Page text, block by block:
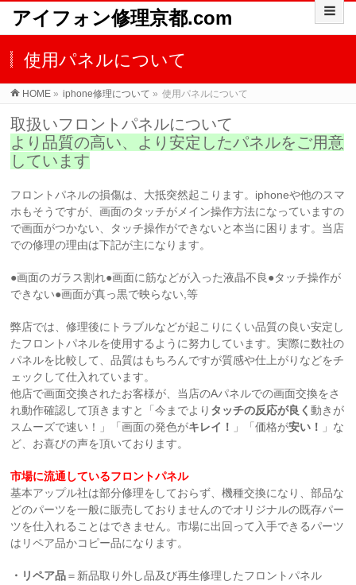
アイフォン修理京都.com
使用パネルについて
HOME » iphone修理について » 使用パネルについて
取扱いフロントパネルについて
より品質の高い、より安定したパネルをご用意
しています
フロントパネルの損傷は、大抵突然起こります。iphoneや他のスマ
ホもそうですが、画面のタッチがメイン操作方法になっていますの
で画面がつかない、タッチ操作ができないと本当に困ります。当店
での修理の理由は下記が主になります。
●画面のガラス割れ●画面に筋などが入った液晶不良●タッチ操作が
できない●画面が真っ黒で映らない,等
弊店では、修理後にトラブルなどが起こりにくい品質の良い安定し
たフロントパネルを使用するように努力しています。実際に数社の
パネルを比較して、品質はもちろんですが質感や仕上がりなどをチ
ェックして仕入れています。
他店で画面交換されたお客様が、当店のAパネルでの画面交換をさ
れ動作確認して頂きますと「今までより タッチの反応が良く動きが
スムーズで速い！」「画面の発色がキレイ！ 」「価格が安い！
」な
ど、お喜びの声を頂いております。
市場に流通しているフロントパネル
基本アップル社は部分修理をしておらず、機種交換になり、部品な
どのパーツを一般に販売しておりませんのでオリジナルの既存パー
ツを仕入れることはできません。市場に出回って入手できるパーツ
はリペア品かコピー品になります。
・リペア品＝新品取り外し品及び再生修理したフロントパネル